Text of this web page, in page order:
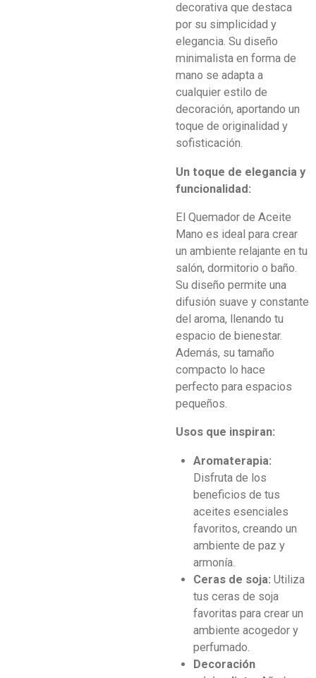
decorativa que destaca
por su simplicidad y
elegancia. Su diseño
minimalista en forma de
mano se adapta a
cualquier estilo de
decoración, aportando un
toque de originalidad y
sofisticación.
Un toque de elegancia y
funcionalidad:
El Quemador de Aceite
Mano es ideal para crear
un ambiente relajante en tu
salón, dormitorio o baño.
Su diseño permite una
difusión suave y constante
del aroma, llenando tu
espacio de bienestar.
Además, su tamaño
compacto lo hace
perfecto para espacios
pequeños.
Usos que inspiran:
Aromaterapia:
Disfruta de los
beneficios de tus
aceites esenciales
favoritos, creando un
ambiente de paz y
armonía.
Ceras de soja: Utiliza
tus ceras de soja
favoritas para crear un
ambiente acogedor y
perfumado.
Decoración